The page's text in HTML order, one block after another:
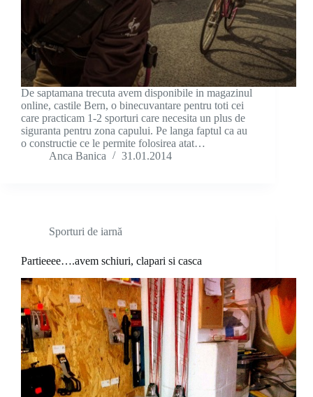
De saptamana trecuta avem disponibile in magazinul
online, castile Bern, o binecuvantare pentru toti cei
care practicam 1-2 sporturi care necesita un plus de
siguranta pentru zona capului. Pe langa faptul ca au
o constructie ce le permite folosirea atat…
Anca Banica
31.01.2014
Sporturi de iarnă
Partieeee….avem schiuri, clapari si casca